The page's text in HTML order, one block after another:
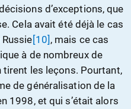
d’exceptions, que
Cela avait été déjà le cas
[10] , mais ce cas
à de nombreux de
tirent les leçons. Pourtant,
de généralisation de la
1998, et qui s’était alors